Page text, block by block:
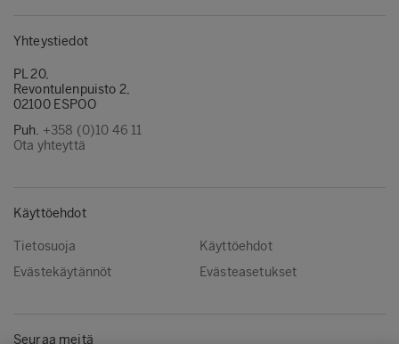
Yhteystiedot
PL 20,
Revontulenpuisto 2,
02100 ESPOO
Puh. +358 (0)10 46 11
Ota yhteyttä
Käyttöehdot
Tietosuoja
Käyttöehdot
Evästekäytännöt
Evästeasetukset
Seuraa meitä